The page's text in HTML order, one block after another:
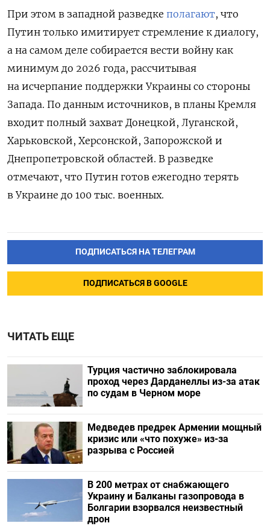
При этом в западной разведке полагают, что
Путин только имитирует стремление к диалогу,
а на самом деле собирается вести войну как
минимум до 2026 года, рассчитывая
на исчерпание поддержки Украины со стороны
Запада. По данным источников, в планы Кремля
входит полный захват Донецкой, Луганской,
Харьковской, Херсонской, Запорожской и
Днепропетровской областей. В разведке
отмечают, что Путин готов ежегодно терять
в Украине до 100 тыс. военных.
ПОДПИСАТЬСЯ НА ТЕЛЕГРАМ
ПОДПИСАТЬСЯ В GOOGLE
ЧИТАТЬ ЕЩЕ
Турция частично заблокировала
проход через Дарданеллы из-за атак
по судам в Черном море
Медведев предрек Армении мощный
кризис или «что похуже» из-за
разрыва с Россией
В 200 метрах от снабжающего
Украину и Балканы газопровода в
Болгарии взорвался неизвестный
дрон